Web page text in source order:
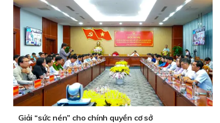
Giải “sức nén” cho chính quyền cơ sở